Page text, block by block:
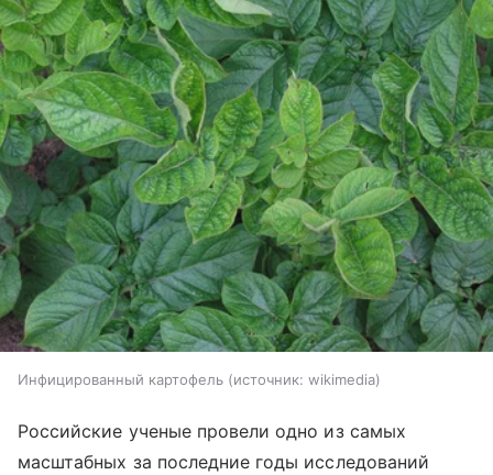
Инфицированный картофель источник: wikimedia
Российские ученые провели одно из самых
масштабных за последние годы исследований